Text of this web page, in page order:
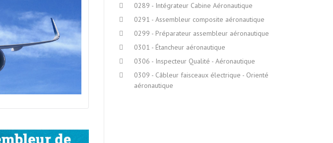
0289 - Intégrateur Cabine Aéronautique
0291 - Assembleur composite aéronautique
0299 - Préparateur assembleur aéronautique
0301 - Étancheur aéronautique
0306 - Inspecteur Qualité - Aéronautique
0309 - Câbleur faisceaux électrique - Orienté
aéronautique